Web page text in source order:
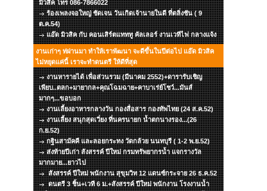
มิวสิค โทร 086-7866022
ร้องเพลงจอใหญ่ ชัดเจน วันเกิดเจ้านายในดี ที่ตลิ่งชัน ( 9
ต.ค.54)
แอ๊ด มิวสิค กับ คอนเสิร์ตแทททู คัลเลอร์ งานเวทีไฟ กลางแจ้ง
งานเก่าๆ ท่ผ่านมา ทำให้เราพัฒนา จะดีขึ้นในปีต่อไป แอ๊ด มิวสิค
ไม่หยุดแค่นี้ เราจะทำดนตรี ให้ดีที่สุด
งานหารายได้ เพื่อส่วนรวม (มีนาคม 2552)+ดารารับเชิญ
เพียบ..ตลก+มายากล+คุณโฉมฉาย+คาบาเร่ย์โชว์...มันส์
มากๆ...ขอบอก
งานเลี้ยงอาหารกลางวัน กองสื่อสาร กองทัพไทย (24 ส.ค.52)
งานเลี้ยง สนุกสุดเวี่ยง ที่นครนายก น้ำตกนางรอง...(26
ก.ย.52)
กฐินสามัคคี และลอยกระทง วัดกล้วย นนทบุรี ( 1-2 พ.ย.52)
ส่งท้ายปีเก่า สังสรรค์ ปีใหม่ กรมทรัพยากรน้ำ แจกรางวัล
มากมาย...ยาวไป
สังสรรค์ ปีใหม่ พนักงาน สุขุมวิท 12 แดนซ์กระจาย 26 ธ.ค.52
ดนตรี 3 ชิ้น+เวที 6 ม.+สังสรรค์ ปีใหม่ พนักงาน โรงงานน้ำ